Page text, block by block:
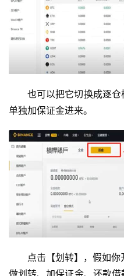
也可以把它切换成逐
单独加保证金进来。
点击【划转】，假如